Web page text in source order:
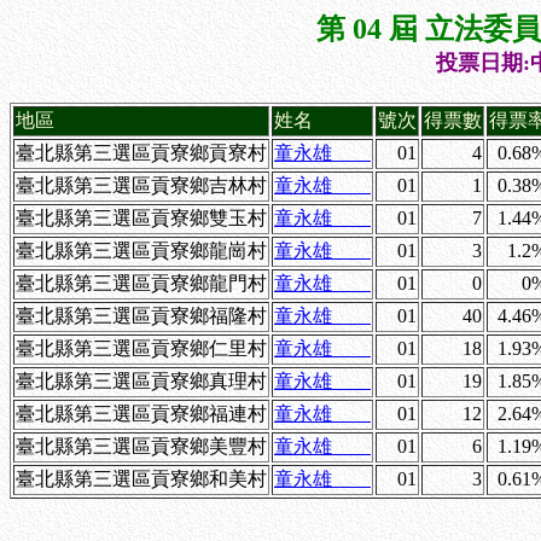
第 04 屆 立法委
投票日期:
地區 姓名 號次 得票數 得票
臺北縣第三選區貢寮鄉貢寮村 童永雄 01 4
臺北縣第三選區貢寮鄉吉林村 童永雄 01 1
臺北縣第三選區貢寮鄉雙玉村 童永雄 01 7
臺北縣第三選區貢寮鄉龍崗村 童永雄 01 3
臺北縣第三選區貢寮鄉龍門村 童永雄 01 0
臺北縣第三選區貢寮鄉福隆村 童永雄 01 40
臺北縣第三選區貢寮鄉仁里村 童永雄 01 18
臺北縣第三選區貢寮鄉真理村 童永雄 01 19
臺北縣第三選區貢寮鄉福連村 童永雄 01 12
臺北縣第三選區貢寮鄉美豐村 童永雄 01 6
臺北縣第三選區貢寮鄉和美村 童永雄 01 3